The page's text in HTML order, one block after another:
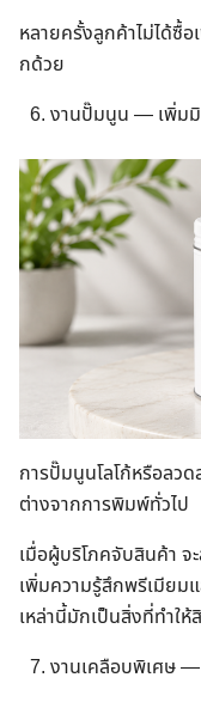
หลายครั้งลูกค้าไม่ได้ซื้
กด้วย
งานปั๊มนูน — เพิ่มมิ
การปั๊มนูนโลโก้หรือลว
ต่างจากการพิมพ์ทั่วไป
เมื่อผู้บริโภคจับสินค้า จ
เพิ่มความรู้สึกพรีเมียม
เหล่านี้มักเป็นสิ่งที่ทำใ
งานเคลือบพิเศษ